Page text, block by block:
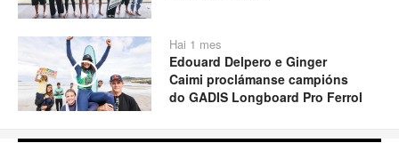
Play
Hai 1 mes
Edouard Delpero e Ginger
Caimi proclámanse campións
do GADIS Longboard Pro Ferrol